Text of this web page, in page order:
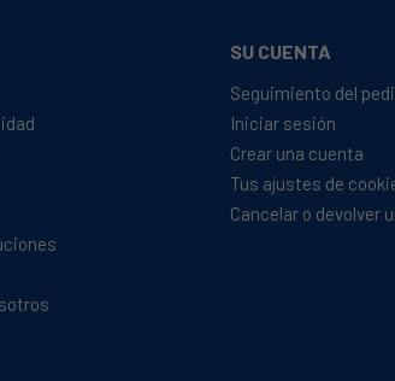
SU CUENTA
Seguimiento del
Iniciar sesión
Crear una cuenta
Tus ajustes de
Cancelar o devolver